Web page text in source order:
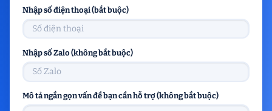
Nhập số điện thoại (bắt buộc)
Nhập số Zalo (không bắt buộc)
Mô tả ngắn gọn vấn đề bạn cần hỗ trợ (không bắt buộc)